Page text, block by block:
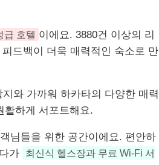
급 호텔 이에요. 3880건 이상의 리
드백이 더욱 매력적인 숙소로 만
와 가까워 하카타의 다양한 매력
활하게 서포트해요.
님들을 위한 공간이에요. 편안하
가
최신식 헬스장과 무료 Wi-Fi 서